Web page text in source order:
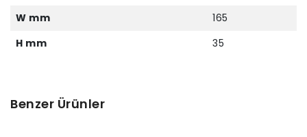
W mm
165
H mm
35
Benzer Ürünler